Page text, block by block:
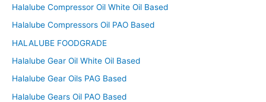
Halalube Compressor Oil White Oil Based
Halalube Compressors Oil PAO Based
HALALUBE FOODGRADE
Halalube Gear Oil White Oil Based
Halalube Gear Oils PAG Based
Halalube Gears Oil PAO Based